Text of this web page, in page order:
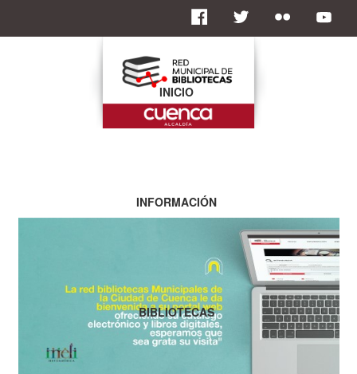
INICIO
INFORMACIÓN
BIBLIOTECAS